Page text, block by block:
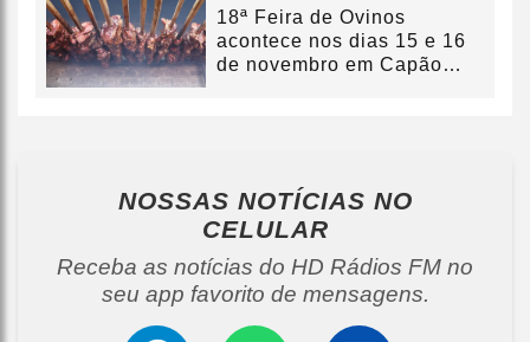
18ª Feira de Ovinos
acontece nos dias 15 e 16
de novembro em Capão
NOSSAS NOTÍCIAS NO
CELULAR
Receba as notícias do HD Rádios FM no
seu app favorito de mensagens.